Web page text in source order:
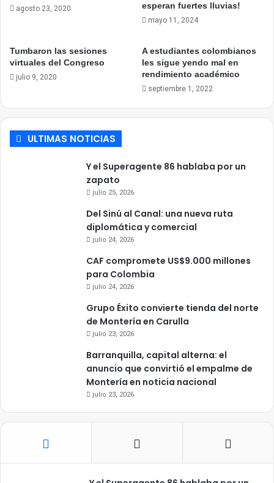
agosto 23, 2020
esperan fuertes lluvias!
mayo 11, 2024
Tumbaron las sesiones
virtuales del Congreso
julio 9, 2020
A estudiantes colombianos
les sigue yendo mal en
rendimiento académico
septiembre 1, 2022
ULTIMAS NOTICIAS
Y el Superagente 86 hablaba por un
zapato
julio 25, 2026
Del Sinú al Canal: una nueva ruta
diplomática y comercial
julio 24, 2026
CAF compromete US$9.000 millones
para Colombia
julio 24, 2026
Grupo Éxito convierte tienda del norte
de Montería en Carulla
julio 23, 2026
Barranquilla, capital alterna: el
anuncio que convirtió el empalme de
Montería en noticia nacional
julio 23, 2026